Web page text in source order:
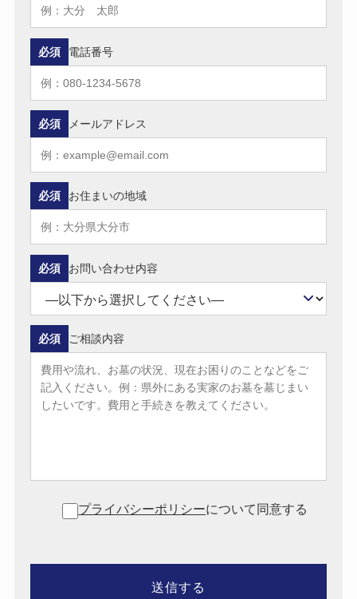
電話番号
必須
メールアドレス
必須
お住まいの地域
必須
お問い合わせ内容
必須
ご相談内容
必須
プライバシーポリシーについて同意する